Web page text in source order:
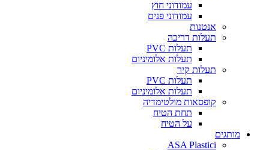
עמודוני חוץ
עמודוני פנים
אנטנות
תעלות דריכה
תעלות PVC
תעלות אלומיניום
תעלות קיר
תעלות PVC
תעלות אלומיניום
קופסאות מולטימדיה
תחת הטיח
על הטיח
מותגים
ASA Plastici